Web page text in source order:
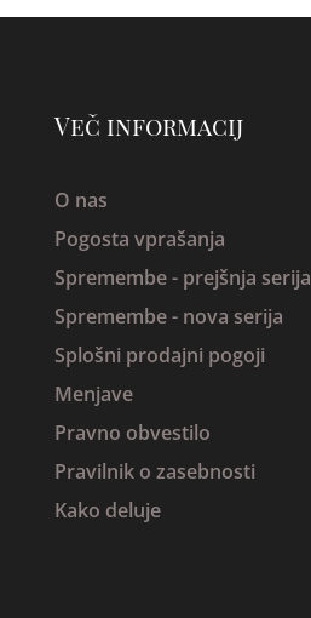
Več informacij
O nas
Pogosta vprašanja
Spremembe - prejšnja serija
Spremembe - nova serija
Splošni prodajni pogoji
Menjave
Pravno obvestilo
Pravilnik o zasebnosti
Kako deluje